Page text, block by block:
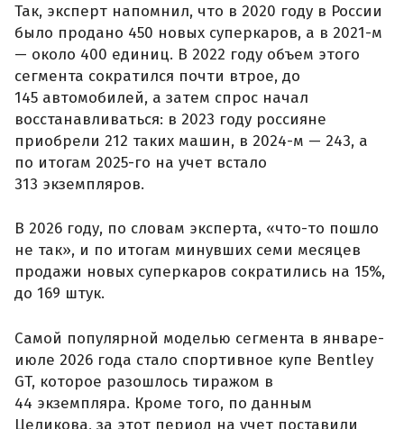
Так, эксперт напомнил, что в 2020 году в России
было продано 450 новых суперкаров, а в 2021-м
— около 400 единиц. В 2022 году объем этого
сегмента сократился почти втрое, до
145 автомобилей, а затем спрос начал
восстанавливаться: в 2023 году россияне
приобрели 212 таких машин, в 2024-м — 243, а
по итогам 2025-го на учет встало
313 экземпляров.
В 2026 году, по словам эксперта, «что-то пошло
не так», и по итогам минувших семи месяцев
продажи новых суперкаров сократились на 15%,
до 169 штук.
Самой популярной моделью сегмента в январе-
июле 2026 года стало спортивное купе Bentley
GT, которое разошлось тиражом в
44 экземпляра. Кроме того, по данным
Целикова, за этот период на учет поставили